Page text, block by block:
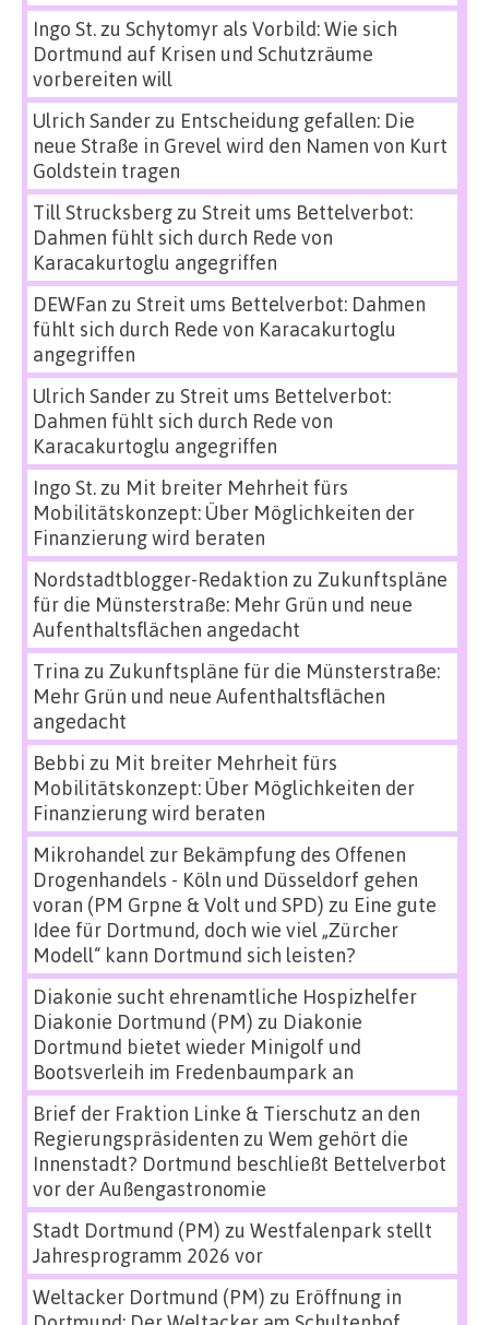
Ingo St.zu Schytomyr als Vorbild: Wie sich
Dortmund auf Krisen und Schutzräume
vorbereiten will
Ulrich Sanderzu Entscheidung gefallen: Die
neue Straße in Grevel wird den Namen von Kurt
Goldstein tragen
Till Strucksbergzu Streit ums Bettelverbot:
Dahmen fühlt sich durch Rede von
Karacakurtoglu angegriffen
DEWFan zu Streit ums Bettelverbot: Dahmen
fühlt sich durch Rede von Karacakurtoglu
angegriffen
Ulrich Sanderzu Streit ums Bettelverbot:
Dahmen fühlt sich durch Rede von
Karacakurtoglu angegriffen
Ingo St.zu Mit breiter Mehrheit fürs
Mobilitätskonzept: Über Möglichkeiten der
Finanzierung wird beraten
Nordstadtblogger-Redaktion zu Zukunftspläne
für die Münsterstraße: Mehr Grün und neue
Aufenthaltsflächen angedacht
Trina zu Zukunftspläne für die Münsterstraße:
Mehr Grün und neue Aufenthaltsflächen
angedacht
Bebbi zu Mit breiter Mehrheit fürs
Mobilitätskonzept: Über Möglichkeiten der
Finanzierung wird beraten
Mikrohandel zur Bekämpfung des Offenen
Drogenhandels - Köln und Düsseldorf gehen
voran (PM Grpne & Volt und SPD) zu Eine gute
Idee für Dortmund, doch wie viel „Zürcher
Modell“ kann Dortmund sich leisten?
Diakonie sucht ehrenamtliche Hospizhelfer
Diakonie Dortmund (PM) zu Diakonie
Dortmund bietet wieder Minigolf und
Bootsverleih im Fredenbaumpark an
Brief der Fraktion Linke & Tierschutz an den
Regierungspräsidenten zu Wem gehört die
Innenstadt? Dortmund beschließt Bettelverbot
vor der Außengastronomie
Stadt Dortmund (PM) zu Westfalenpark stellt
Jahresprogramm 2026 vor
Weltacker Dortmund (PM) zu Eröffnung in